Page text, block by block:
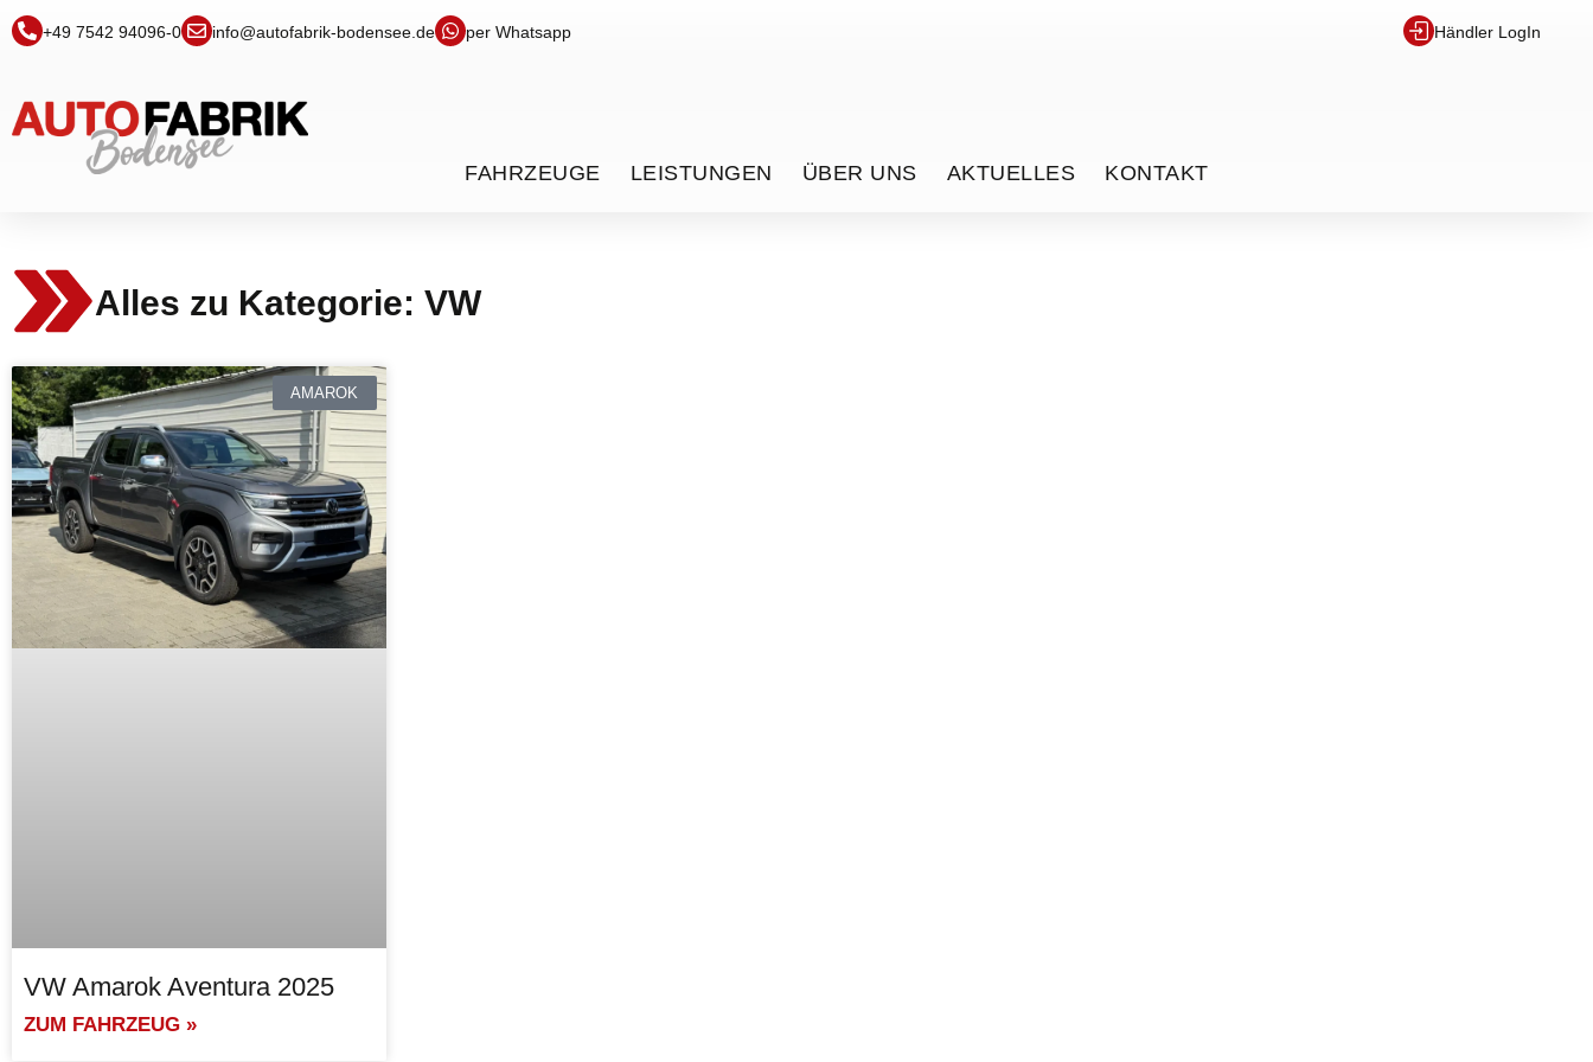
+49 7542 94096-0 info@autofabrik-bodensee.de per Whatsapp Händler LogIn
FAHRZEUGE LEISTUNGEN ÜBER UNS AKTUELLES KONTAKT
Alles zu Kategorie: VW
AMAROK
VW Amarok Aventura 2025
ZUM FAHRZEUG »